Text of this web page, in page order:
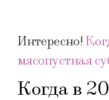
Интересно!
мясопустная
Когда в